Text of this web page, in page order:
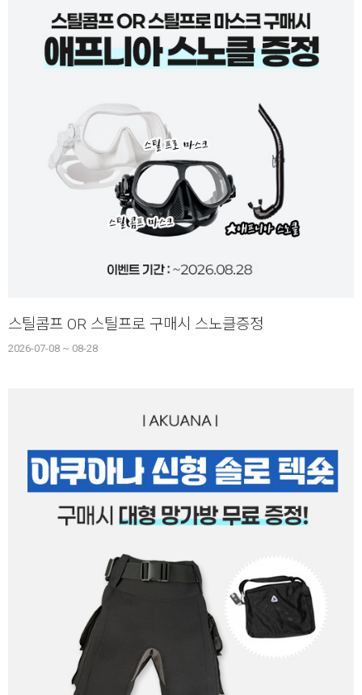
스틸콤프 OR 스틸프로 구매시 스노클증정
2026-07-08 ~ 08-28